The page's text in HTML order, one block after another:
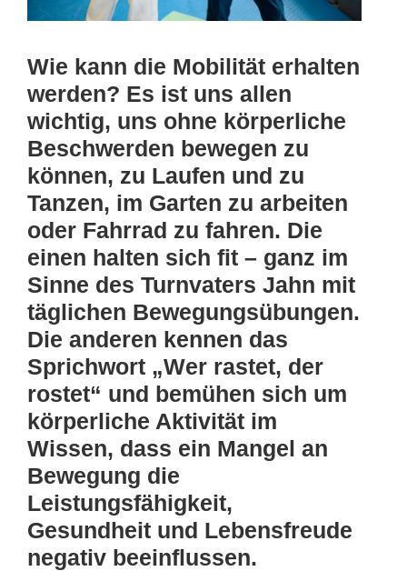
Wie kann die Mobilität erhalten
werden? Es ist uns allen
wichtig, uns ohne körperliche
Beschwerden bewegen zu
können, zu Laufen und zu
Tanzen, im Garten zu arbeiten
oder Fahrrad zu fahren. Die
einen halten sich fit – ganz im
Sinne des Turnvaters Jahn mit
täglichen Bewegungsübungen.
Die anderen kennen das
Sprichwort „Wer rastet, der
rostet“ und bemühen sich um
körperliche Aktivität im
Wissen, dass ein Mangel an
Bewegung die
Leistungsfähigkeit,
Gesundheit und Lebensfreude
negativ beeinflussen.